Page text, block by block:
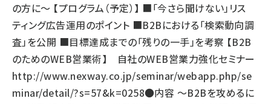
の方に～ 【プログラム（予定）】 ■「今さら聞けない」リス
ティング広告運用のポイント ■B2Bにおける「検索動向調
査」を公開 ■目標達成までの「残りの一手」を考察 【B2B
のためのWEB営業術】 自社のWEB営業力強化セミナー
http://www.nexway.co.jp/seminar/webapp.php/se
minar/detail/?s=57&k=0258●内容 ～B2Bを攻めるに